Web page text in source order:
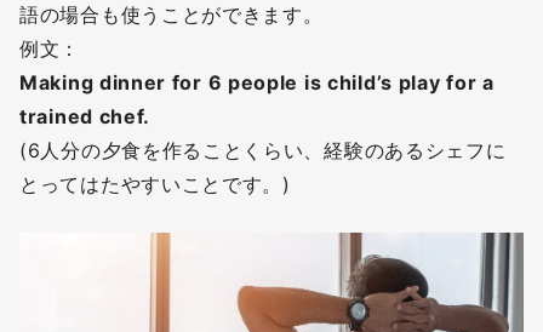
語の場合も使うことができます。
例文：
Making dinner for 6 people is child’s play for a
trained chef.
(6人分の夕食を作ることくらい、経験のあるシェフに
とってはたやすいことです。)